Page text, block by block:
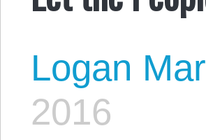
Logan
2016